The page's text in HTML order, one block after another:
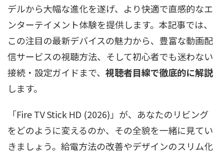
デルから大幅な進化を遂げ、より快適で直感的なエ
ンターテイメント体験を提供します。本記事では、
この注目の最新デバイスの魅力から、豊富な動画配
信サービスの視聴方法、そして初心者でも迷わない
接続・設定ガイドまで、 視聴者目線で徹底的に解説
します。
「Fire TV Stick HD (2026)」が、あなたのリビング
をどのように変えるのか、その全貌を一緒に見てい
きましょう。給電方法の改善やデザインのスリム化